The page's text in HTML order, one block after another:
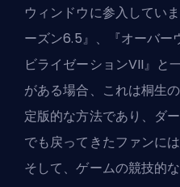
ウィンドウに参入してい
ーズン6.5』、『オーバー
ビライゼーションVII』と
がある場合、これは桐生
定版的な方法であり、ダ
でも戻ってきたファンに
そして、ゲームの競技的